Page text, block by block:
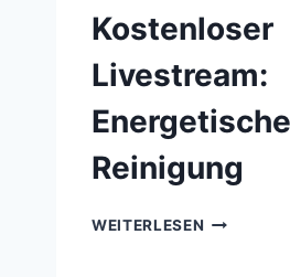
Kostenloser
Livestream:
Reinigung
WEITERLESEN